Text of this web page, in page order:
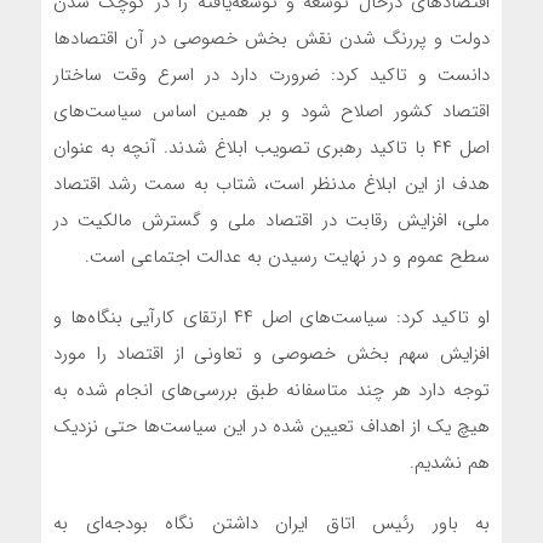
دولت و پررنگ شدن نقش بخش خصوصی در آن اقتصادها
دانست و تاکید کرد: ضرورت دارد در اسرع وقت ساختار
اقتصاد کشور اصلاح شود و بر همین اساس سیاست‌های
اصل ۴۴ با تاکید رهبری تصویب ابلاغ شدند. آنچه به عنوان
هدف از این ابلاغ مدنظر است، شتاب به سمت رشد اقتصاد
ملی، افزایش رقابت در اقتصاد ملی و گسترش مالکیت در
سطح عموم و در نهایت رسیدن به عدالت اجتماعی است.
او تاکید کرد: سیاست‌های اصل ۴۴ ارتقای کارآیی بنگاه‌ها و
افزایش سهم بخش خصوصی و تعاونی از اقتصاد را مورد
توجه دارد هر چند متاسفانه طبق بررسی‌های انجام شده به
هیچ یک از اهداف تعیین شده در این سیاست‌ها حتی نزدیک
هم نشدیم.
به باور رئیس اتاق ایران داشتن نگاه بودجه‌ای به